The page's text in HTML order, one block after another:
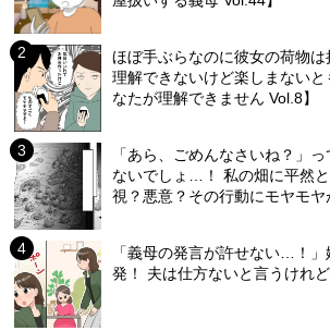
ほぼ手ぶらなのに彼女の荷物
理解できないけど楽しまない
なたが理解できません Vol.8】
「あら、ごめんなさいね？」
ないでしょ…！ 私の畑に平然
視？悪意？その行動にモヤモ
「義母の発言が許せない…！
発！ 夫は仕方ないと言うけれ